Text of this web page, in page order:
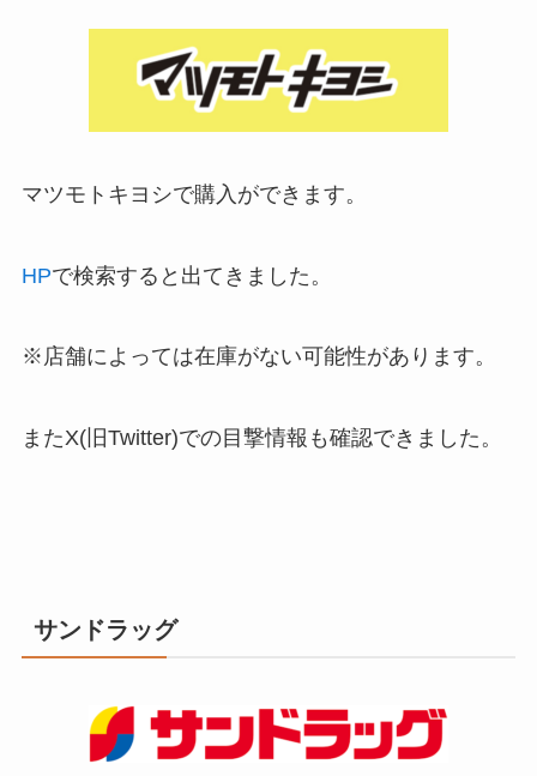
マツモトキヨシで購入ができます。
HPで検索すると出てきました。
※店舗によっては在庫がない可能性があります。
またX(旧Twitter)での目撃情報も確認できました。
サンドラッグ